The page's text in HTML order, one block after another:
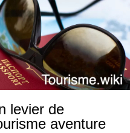
levier de
aventure